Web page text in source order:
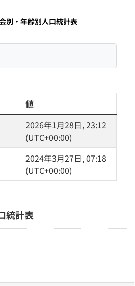
統計表
別・年齢別人口統計表
値
2026年1月28日, 23:12
(UTC+00:00)
2024年3月27日, 07:18
(UTC+00:00)